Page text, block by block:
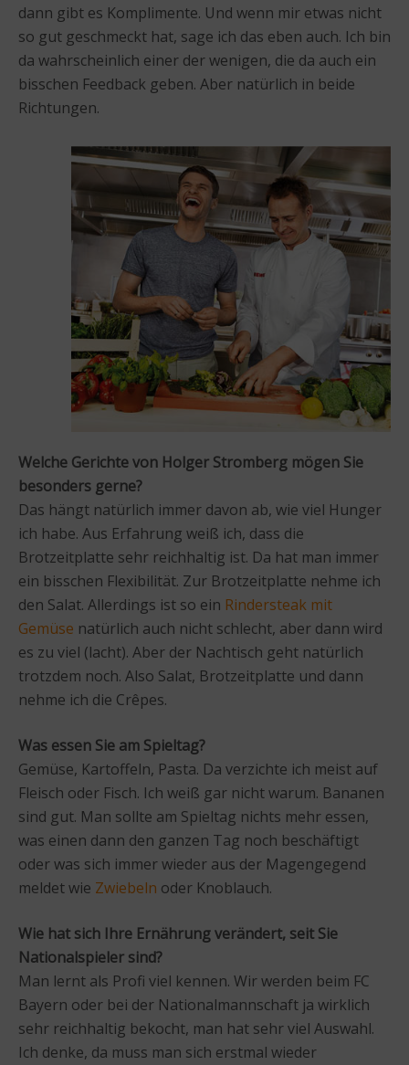
dann gibt es Komplimente. Und wenn mir etwas nicht
so gut geschmeckt hat, sage ich das eben auch. Ich bin
da wahrscheinlich einer der wenigen, die da auch ein
bisschen Feedback geben. Aber natürlich in beide
Richtungen.
Welche Gerichte von Holger Stromberg mögen Sie
besonders gerne?
Das hängt natürlich immer davon ab, wie viel Hunger
ich habe. Aus Erfahrung weiß ich, dass die
Brotzeitplatte sehr reichhaltig ist. Da hat man immer
ein bisschen Flexibilität. Zur Brotzeitplatte nehme ich
den Salat. Allerdings ist so ein Rindersteak mit
Gemüse natürlich auch nicht schlecht, aber dann wird
es zu viel (lacht). Aber der Nachtisch geht natürlich
trotzdem noch. Also Salat, Brotzeitplatte und dann
nehme ich die Crêpes.
Was essen Sie am Spieltag?
Gemüse, Kartoffeln, Pasta. Da verzichte ich meist auf
Fleisch oder Fisch. Ich weiß gar nicht warum. Bananen
sind gut. Man sollte am Spieltag nichts mehr essen,
was einen dann den ganzen Tag noch beschäftigt
oder was sich immer wieder aus der Magengegend
meldet wie Zwiebeln oder Knoblauch.
Wie hat sich Ihre Ernährung verändert, seit Sie
Nationalspieler sind?
Man lernt als Profi viel kennen. Wir werden beim FC
Bayern oder bei der Nationalmannschaft ja wirklich
sehr reichhaltig bekocht, man hat sehr viel Auswahl.
Ich denke, da muss man sich erstmal wieder